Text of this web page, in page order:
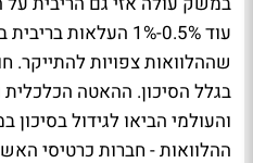
שההלוואות צפויות להתייקר.
בגלל הסיכון. ההאטה
והעולמי הביאו לגידול בסיכון
ההלוואות - חברות כרטיסי